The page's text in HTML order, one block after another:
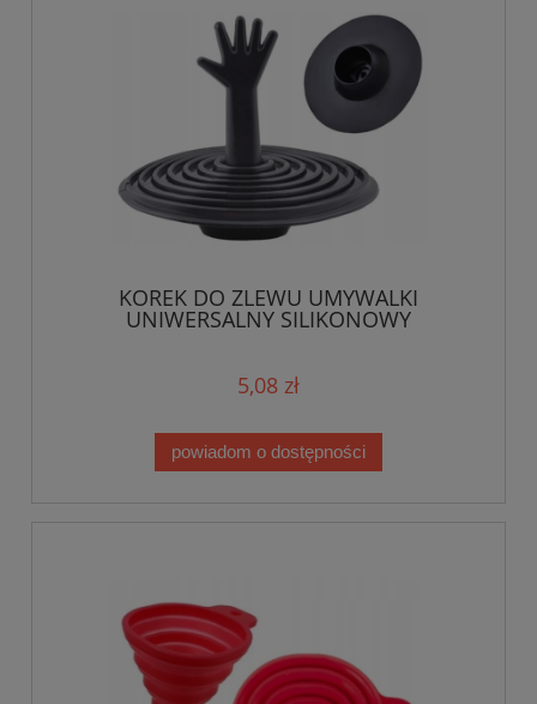
KOREK DO ZLEWU UMYWALKI
UNIWERSALNY SILIKONOWY
5,08 zł
powiadom o dostępności